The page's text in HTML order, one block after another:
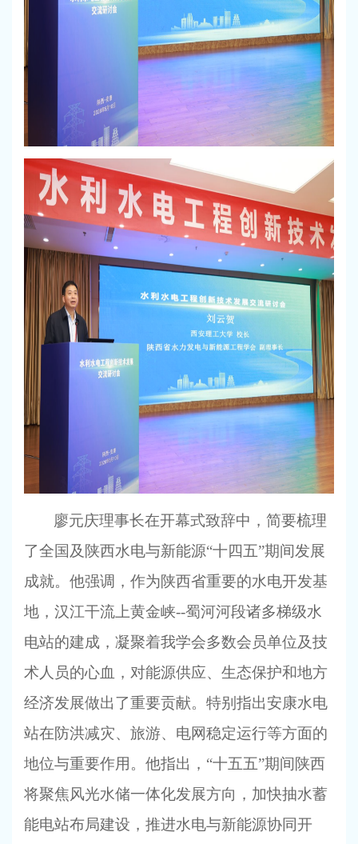
廖元庆理事长在开幕式致辞中，简要梳理
了全国及陕西水电与新能源“十四五”期间发展
成就。他强调，作为陕西省重要的水电开发基
地，汉江干流上黄金峡--蜀河河段诸多梯级水
电站的建成，凝聚着我学会多数会员单位及技
术人员的心血，对能源供应、生态保护和地方
经济发展做出了重要贡献。特别指出安康水电
站在防洪减灾、旅游、电网稳定运行等方面的
地位与重要作用。他指出，“十五五”期间陕西
将聚焦风光水储一体化发展方向，加快抽水蓄
能电站布局建设，推进水电与新能源协同开